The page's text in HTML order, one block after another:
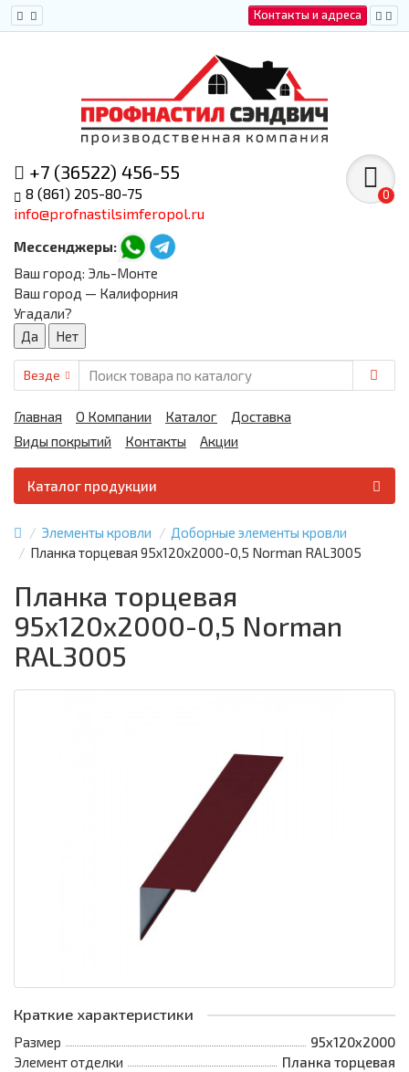
Контакты и адреса
+7 (36522) 456-55
8 (861) 205-80-75
info@profnastilsimferopol.ru
Мессенджеры:
0
Ваш город: Эль-Монте
Ваш город — Калифорния
Угадали?
Везде
Главная О Компании Каталог
Доставка
Виды покрытий
Контакты Акции
Каталог продукции
Элементы кровли
Доборные элементы кровли
Планка торцевая 95х120х2000-0,5 Norman RAL3005
Планка торцевая
95х120х2000-0,5 Norman
RAL3005
Краткие характеристики
Размер
95х120х2000
Элемент отделки
Планка торцевая